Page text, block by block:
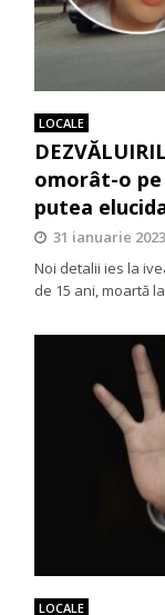
LOCALE
omorât-o
putea
31 ianuarie
Noi detalii ies la
de 15 ani, moartă
LOCALE